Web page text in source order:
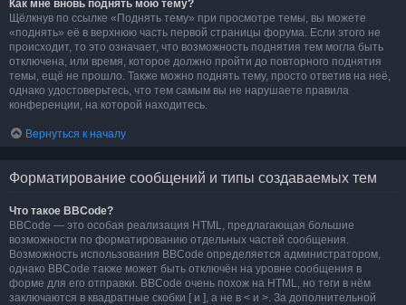
Как мне вновь поднять мою тему?
Щёлкнув по ссылке «Поднять тему» при просмотре темы, вы можете
«поднять» её в верхнюю часть первой страницы форума. Если этого не
происходит, то это означает, что возможность поднятия тем могла быть
отключена, или время, которое должно пройти до повторного поднятия
темы, ещё не прошло. Также можно поднять тему, просто ответив на неё,
однако удостоверьтесь, что тем самым вы не нарушаете правила
конференции, на которой находитесь.
Вернуться к началу
Форматирование сообщений и типы создаваемых тем
Что такое BBCode?
BBCode — это особая реализация HTML, предлагающая большие
возможности по форматированию отдельных частей сообщения.
Возможность использования BBCode определяется администратором,
однако BBCode также может быть отключён на уровне сообщения в
форме для его отправки. BBCode очень похож на HTML, но теги в нём
заключаются в квадратные скобки [ и ], а не в < и >. За дополнительной